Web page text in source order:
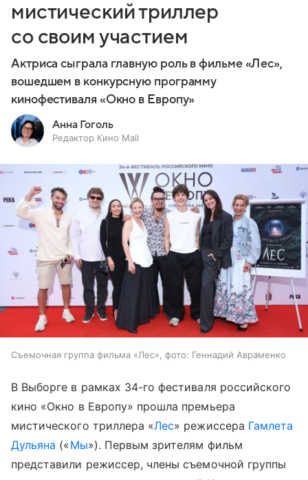
мистический триллер
со своим участием
Актриса сыграла главную роль в фильме «Лес»,
вошедшем в конкурсную программу
кинофестиваля «Окно в Европу»
Анна Гоголь
Редактор Кино Mail
Съемочная группа фильма «Лес», фото: Геннадий Авраменко
В Выборге в рамках 34-го фестиваля российского
кино «Окно в Европу» прошла премьера
мистического триллера «Лес» режиссера Гамлета
Дульяна («Мы»). Первым зрителям фильм
представили режиссер, члены съемочной группы